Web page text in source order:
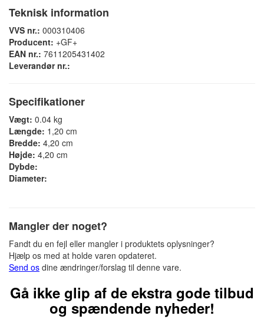
Teknisk information
VVS nr.: 000310406
Producent: +GF+
EAN nr.: 7611205431402
Leverandør nr.:
Specifikationer
Vægt: 0.04 kg
Længde: 1,20 cm
Bredde: 4,20 cm
Højde: 4,20 cm
Dybde:
Diameter:
Mangler der noget?
Fandt du en fejl eller mangler i produktets oplysninger?
Hjælp os med at holde varen opdateret.
Send os dine ændringer/forslag til denne vare.
Gå ikke glip af de ekstra gode tilbud
og spændende nyheder!